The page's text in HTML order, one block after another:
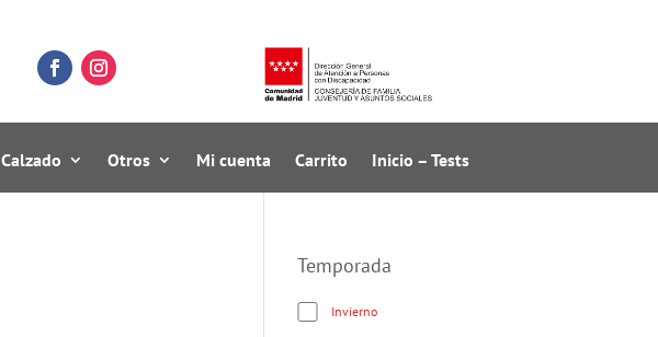
Calzado Otros Mi cuenta Carrito Inicio – Tests
Temporada
Invierno